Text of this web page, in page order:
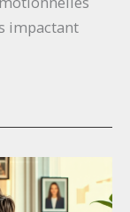
impactant